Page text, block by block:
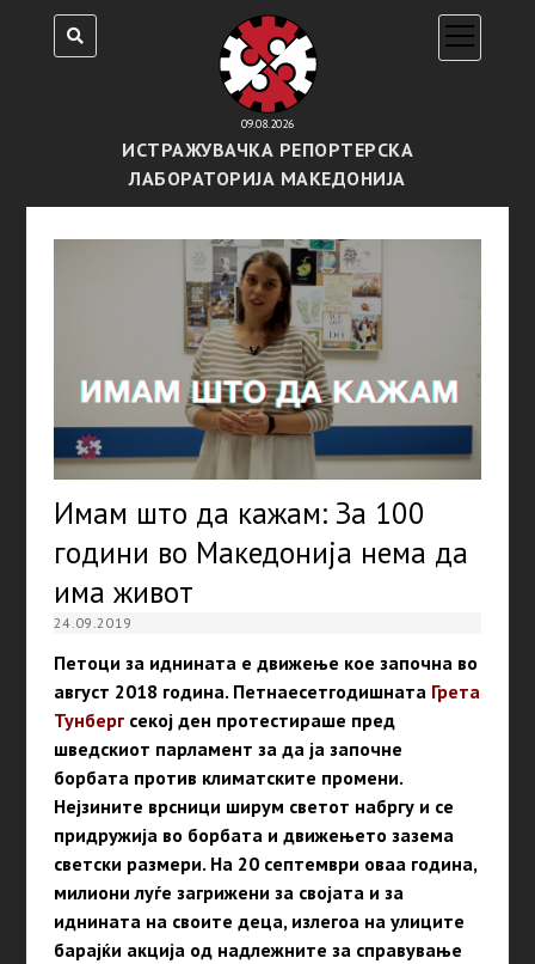
09.08.2026
ИСТРАЖУВАЧКА РЕПОРТЕРСКА
ЛАБОРАТОРИЈА МАКЕДОНИЈА
open
menu
Имам што да кажам: За 100
години во Македонија нема да
има живот
24.09.2019
Петоци за иднината е движење кое започна во
август 2018 година. Петнаесетгодишната Грета
Тунбергсекој ден протестираше пред
шведскиот парламент за да ја започне
борбата против климатските промени.
Нејзините врсници ширум светот набргу и се
придружија во борбата и движењето зазема
светски размери. На 20 септември оваа година,
милиони луѓе загрижени за својата и за
иднината на своите деца, излегоа на улиците
барајќи акција од надлежните за справување